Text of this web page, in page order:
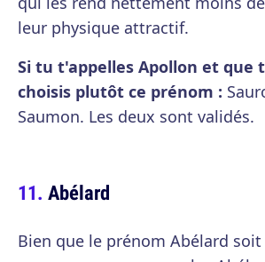
leur physique attractif.
Si tu t'appelles Apollon et que
choisis plutôt ce prénom :
Saumon. Les deux sont validés.
Abélard
Bien que le prénom Abélard